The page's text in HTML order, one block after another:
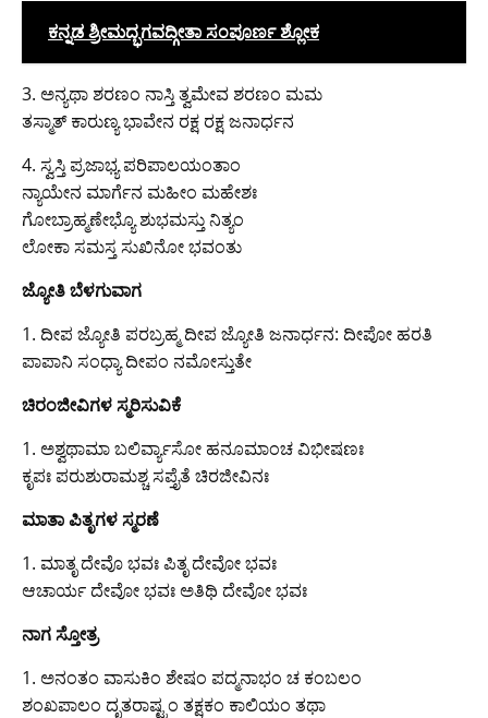
ಕನ್ನಡ ಶ್ರೀಮದ್ಭಗವದ್ಗೀತಾ ಸಂಪೂರ್ಣ ಶ್ಲೋಕ
3. ಅನ್ಯಥಾ ಶರಣಂ ನಾಸ್ತಿ ತ್ವಮೇವ ಶರಣಂ ಮಮ
ತಸ್ಮಾತ್ ಕಾರುಣ್ಯ ಭಾವೇನ ರಕ್ಷ ರಕ್ಷ ಜನಾರ್ಧನ
4. ಸ್ವಸ್ತಿ ಪ್ರಜಾಭ್ಯ ಪರಿಪಾಲಯಂತಾಂ
ನ್ಯಾಯೇನ ಮಾರ್ಗೆನ ಮಹೀಂ ಮಹೇಶಃ
ಗೋಬ್ರಾಹ್ಮಣೇಭ್ಯೊ ಶುಭಮಸ್ತು ನಿತ್ಯಂ
ಲೋಕಾ ಸಮಸ್ತ ಸುಖಿನೋ ಭವಂತು
ಜ್ಯೋತಿ ಬೆಳಗುವಾಗ
1. ದೀಪ ಜ್ಯೋತಿ ಪರಬ್ರಹ್ಮ ದೀಪ ಜ್ಯೋತಿ ಜನಾರ್ಧನ: ದೀಪೋ ಹರತಿ
ಪಾಪಾನಿ ಸಂಧ್ಯಾ ದೀಪಂ ನಮೋಸ್ತುತೇ
ಚಿರಂಜೀವಿಗಳ ಸ್ಮರಿಸುವಿಕೆ
1. ಅಶ್ವಥಾಮಾ ಬಲಿರ್ವ್ಯಾಸೋ ಹನೂಮಾಂಚ ವಿಭೀಷಣಃ
ಕೃಪಃ ಪರುಶುರಾಮಶ್ಚ ಸಪ್ತೈತೆ ಚಿರಜೀವಿನಃ
ಮಾತಾ ಪಿತೃಗಳ ಸ್ಮರಣೆ
1. ಮಾತೃ ದೇವೊ ಭವಃ ಪಿತೃ ದೇವೋ ಭವಃ
ಆಚಾರ್ಯ ದೇವೋ ಭವಃ ಅತಿಥಿ ದೇವೋ ಭವಃ
ನಾಗ ಸ್ತೋತ್ರ
1. ಅನಂತಂ ವಾಸುಕಿಂ ಶೇಷಂ ಪದ್ಮನಾಭಂ ಚ ಕಂಬಲಂ
ಶಂಖಪಾಲಂ ದೃತರಾಷ್ಟ್ರಂ ತಕ್ಷಕಂ ಕಾಲಿಯಂ ತಥಾ